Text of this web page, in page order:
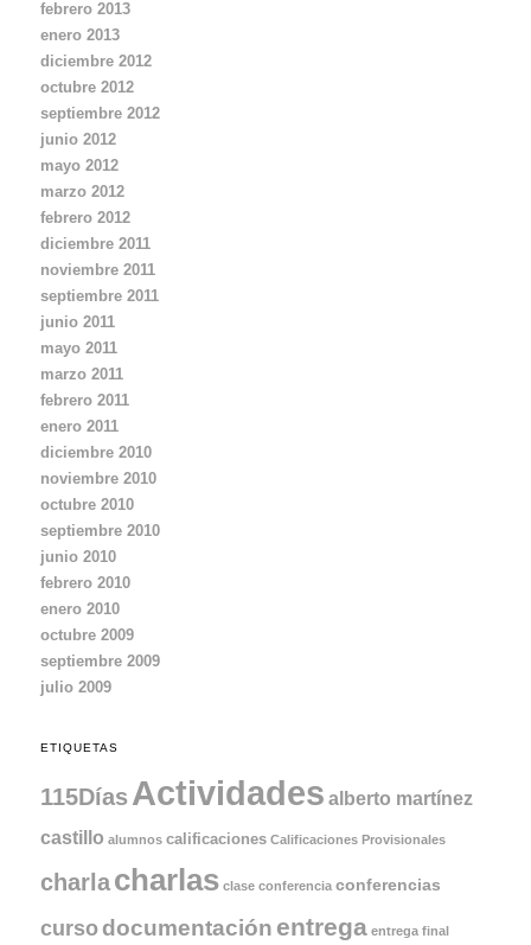
febrero 2013
enero 2013
diciembre 2012
octubre 2012
septiembre 2012
junio 2012
mayo 2012
marzo 2012
febrero 2012
diciembre 2011
noviembre 2011
septiembre 2011
junio 2011
mayo 2011
marzo 2011
febrero 2011
enero 2011
diciembre 2010
noviembre 2010
octubre 2010
septiembre 2010
junio 2010
febrero 2010
enero 2010
octubre 2009
septiembre 2009
julio 2009
ETIQUETAS
115DíasActividades alberto martínez
castillo alumnos calificaciones Calificaciones Provisionales
charlacharlas clase conferencia conferencias
curso documentación entrega entrega final